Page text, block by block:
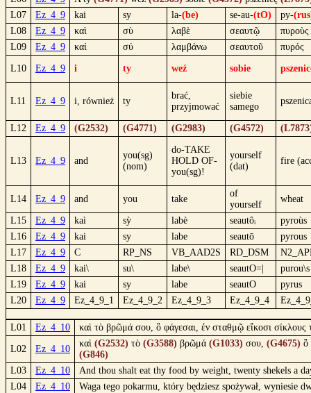
L07
Ez_4_9 kai sy la-(be) se-au-(tO) py-
L08
Ez_4_9 καὶ σὺ λαβὲ σεαυτῷ
πυροὺς
L09
Ez_4_9 καί σύ λαμβάνω σεαυτοῦ πυρός
L10 Ez_4_9 i ty weź sobie
L11 Ez_4_9 i, również ty
brać,
przyjmować
siebie
samego
L12 Ez_4_9 (G2532) (G4771) (G2983) (G4572)
L13 Ez_4_9 and
you(sg)
(nom)
do-TAKE
HOLD OF-
you(sg)!
yourself
(dat)
fire
L14 Ez_4_9 and you take
of
yourself
wheat
L15 Ez_4_9 kaì sỳ labè seautôᵢ
pyroùs
L16
Ez_4_9 kai sy labe seautō
pyrous
L17
Ez_4_9 C RP_NS VB_AAD2S RD_DSM
L18
Ez_4_9 kai\ su\ labe\ seautO=|
purou\s
L19
Ez_4_9 kai sy labe seautO
pyrus
L20
Ez_4_9 Ez_4_9_1 Ez_4_9_2 Ez_4_9_3 Ez_4_9_4
L01 Ez_4_10 καὶ τὸ βρῶμά σου, ὃ φάγεσαι, ἐν σταθμῷ εἴκοσι σίκλους
L02 Ez_4_10
καὶ (G2532) τὸ (G3588) βρῶμά (G1033) σου, (G4675) ὃ
(G846)
L03
Ez_4_10
And thou shalt eat thy food by weight, twenty shekels a
L04
Ez_4_10
Waga tego pokarmu, który będziesz spożywał, wyniesie